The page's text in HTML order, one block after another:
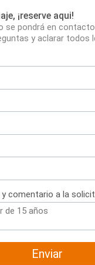
¡reserve aqui!
se pondrá en
y aclarar todos
comentario a la
Enviar